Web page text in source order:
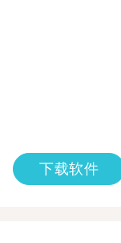
下载软件